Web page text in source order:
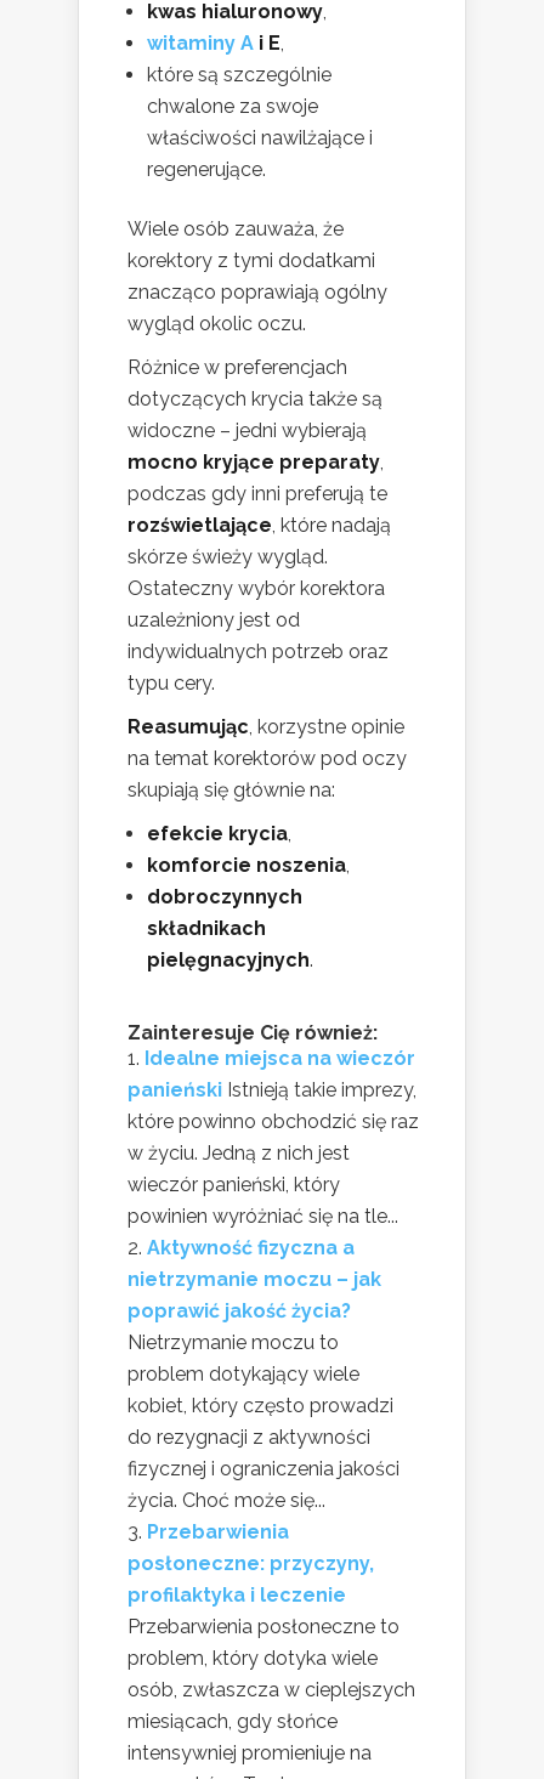
kwas hialuronowy
witaminy A i E
które są szczególnie
chwalone za swoje
właściwości nawilżające i
regenerujące.
Wiele osób zauważa, że
korektory z tymi dodatkami
znacząco poprawiają ogólny
wygląd okolic oczu.
Różnice w preferencjach
dotyczących krycia także są
widoczne – jedni wybierają
mocno kryjące preparaty
podczas gdy inni preferują te
rozświetlające , które nadają
skórze świeży wygląd.
Ostateczny wybór korektora
uzależniony jest od
indywidualnych potrzeb oraz
typu cery.
Reasumując , korzystne opinie
na temat korektorów pod oczy
skupiają się głównie na:
efekcie krycia
komforcie noszenia
dobroczynnych
składnikach
pielęgnacyjnych.
Zainteresuje Cię również:
Idealne miejsca na wieczór
panieński Istnieją takie imprezy,
które powinno obchodzić się raz
w życiu. Jedną z nich jest
wieczór panieński, który
powinien wyróżniać się na tle...
Aktywność fizyczna a
nietrzymanie moczu – jak
poprawić jakość życia?
Nietrzymanie moczu to
problem dotykający wiele
kobiet, który często prowadzi
do rezygnacji z aktywności
fizycznej i ograniczenia jakości
życia. Choć może się...
Przebarwienia
posłoneczne: przyczyny,
profilaktyka i leczenie
Przebarwienia posłoneczne to
problem, który dotyka wiele
osób, zwłaszcza w cieplejszych
miesiącach, gdy słońce
intensywniej promieniuje na